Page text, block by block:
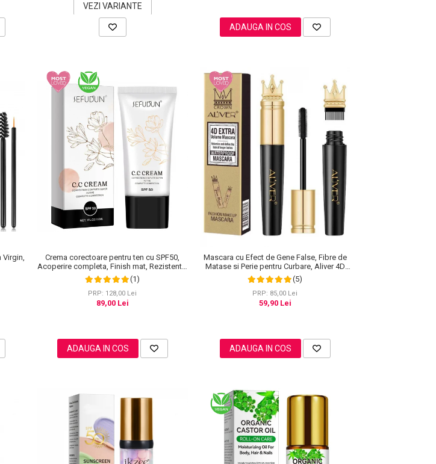
VEZI VARIANTE
ADAUGA IN COS
Virgin,
Crema corectoare pentru ten cu SPF50,
Acoperire completa, Finish mat, Rezistenta,
Anti Roseata, CC Cream Sefudun, 30 ml
(1)
PRP: 128,00 Lei
89,00 Lei
ADAUGA IN COS
Mascara cu Efect de Gene False, Fibre de
Matase si Perie pentru Curbare, Aliver 4D
Extra Volume, Waterproof, Negru,10 g
(5)
PRP: 85,00 Lei
59,90 Lei
ADAUGA IN COS